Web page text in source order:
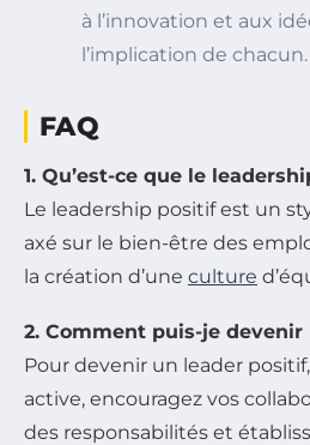
à l’innovation et aux
l’implication de chacun.
FAQ
1. Qu’est-ce que le
Le leadership positif est un
axé sur le bien-être des
la création d’une culture
2. Comment puis-je
Pour devenir un leader
active, encouragez vos
des responsabilités et